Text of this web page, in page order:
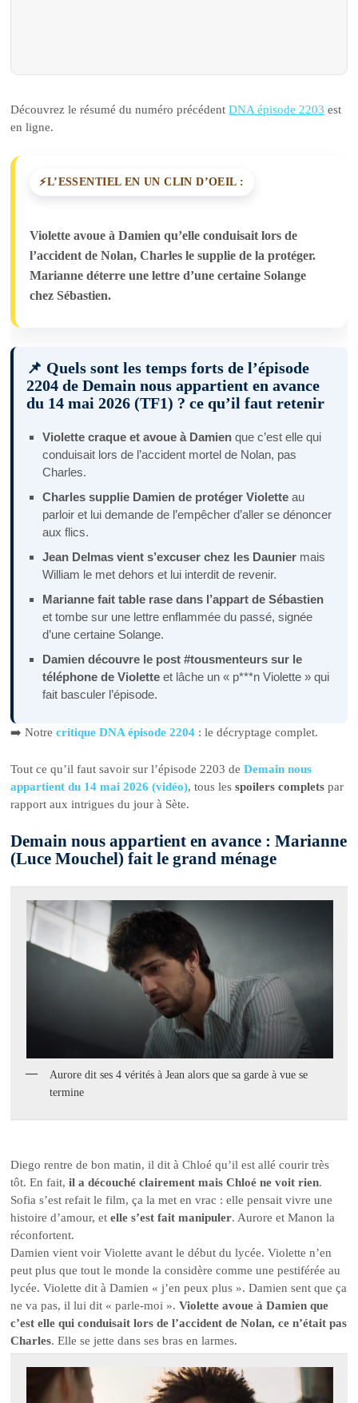
Découvrez le résumé du numéro précédentDNA épisode 2203 est
en ligne.
L’ESSENTIEL EN UN CLIN D’OEIL :
Violette avoue à Damien qu’elle conduisait lors de
l’accident de Nolan, Charles le supplie de la protéger.
Marianne déterre une lettre d’une certaine Solange
chez Sébastien.
📌 Quels sont les temps forts de l’épisode
2204 de Demain nous appartient en avance
du 14 mai 2026 (TF1) ? ce qu’il faut retenir
Violette craque et avoue à Damien que c’est elle qui
conduisait lors de l’accident mortel de Nolan, pas
Charles.
Charles supplie Damien de protéger Violette au
parloir et lui demande de l’empêcher d’aller se dénoncer
aux flics.
Jean Delmas vient s’excuser chez les Daunier mais
William le met dehors et lui interdit de revenir.
Marianne fait table rase dans l’appart de Sébastien
et tombe sur une lettre enflammée du passé, signée
d’une certaine Solange.
Damien découvre le post #tousmenteurs sur le
téléphone de Violette et lâche un « p***n Violette » qui
fait basculer l’épisode.
➡️ Notrecritique DNA épisode 2204 : le décryptage complet.
Tout ce qu’il faut savoir sur l’épisode 2203 deDemain nous
appartient du 14 mai 2026 (vidéo), tous lesspoilers complets par
rapport aux intrigues du jour à Sète.
Demain nous appartient en avance : Marianne
(Luce Mouchel) fait le grand ménage
Aurore dit ses 4 vérités à Jean alors que sa garde à vue se
termine
Diego rentre de bon matin, il dit à Chloé qu’il est allé courir très
tôt. En fait,il a découché clairement mais Chloé ne voit rien.
Sofia s’est refait le film, ça la met en vrac : elle pensait vivre une
histoire d’amour, etelle s’est fait manipuler. Aurore et Manon la
réconfortent.
Damien vient voir Violette avant le début du lycée. Violette n’en
peut plus que tout le monde la considère comme une pestiférée au
lycée. Violette dit à Damien « j’en peux plus ». Damien sent que ça
ne va pas, il lui dit « parle-moi ».Violette avoue à Damien que
c’est elle qui conduisait lors de l’accident de Nolan, ce n’était pas
Charles. Elle se jette dans ses bras en larmes.